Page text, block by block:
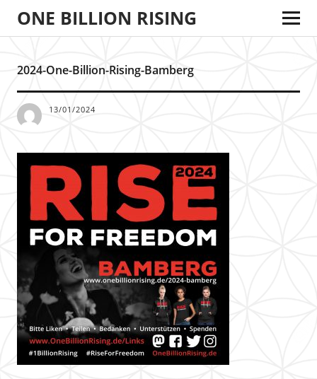
ONE BILLION RISING
2024-One-Billion-Rising-Bamberg
13/01/2024